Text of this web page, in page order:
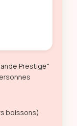
Prestige"
boissons)